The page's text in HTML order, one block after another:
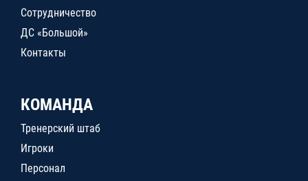
Сотрудничество
ДС «Большой»
Контакты
КОМАНДА
Тренерский штаб
Игроки
Персонал